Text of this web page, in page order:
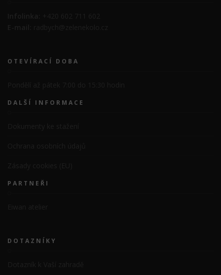
OTEVÍRACÍ DOBA
DALŠÍ INFORMACE
PARTNEŘI
DOTAZNÍKY